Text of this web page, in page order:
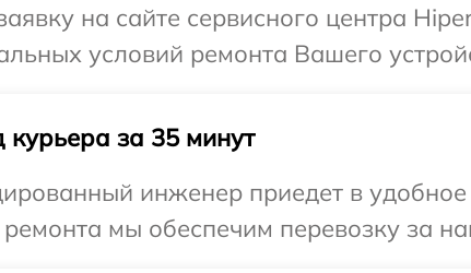
на сайте сервисного центра
условий ремонта Вашего
курьера за 35 минут
инженер приедет в
мы обеспечим перевозку за